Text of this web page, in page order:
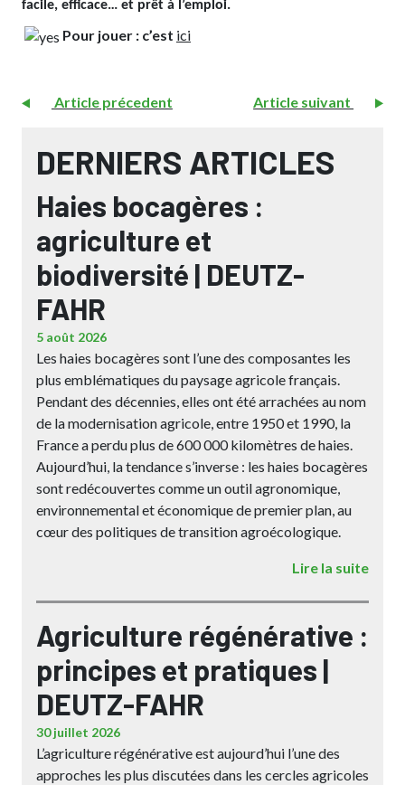
facile, efficace… et prêt à l’emploi.
Pour jouer : c’est ici
Article précedent Article suivant
DERNIERS ARTICLES
Haies bocagères :
agriculture et
biodiversité | DEUTZ-
FAHR
5 août 2026
Les haies bocagères sont l’une des composantes les
plus emblématiques du paysage agricole français.
Pendant des décennies, elles ont été arrachées au nom
de la modernisation agricole, entre 1950 et 1990, la
France a perdu plus de 600 000 kilomètres de haies.
Aujourd’hui, la tendance s’inverse : les haies bocagères
sont redécouvertes comme un outil agronomique,
environnemental et économique de premier plan, au
cœur des politiques de transition agroécologique.
Lire la suite
Agriculture régénérative :
principes et pratiques |
DEUTZ-FAHR
30 juillet 2026
L’agriculture régénérative est aujourd’hui l’une des
approches les plus discutées dans les cercles agricoles